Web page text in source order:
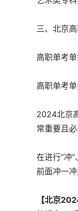
三、北京
高职单考
高职单考
2024北京
常重要且必
在进行“冲
前面冲一
【北京